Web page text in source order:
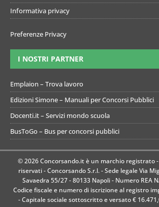
Informativa privacy
Preferenze Privacy
I NOSTRI PARTNER
Emplaion – Trova lavoro
Edizioni Simone – Manuali per Concorsi Pubblici
Docenti.it – Servizi mondo scuola
BusToGo – Bus per concorsi pubblici
© 2026 Concorsando.it è un marchio registrato
riservati - Concorsando S.r.l. - Sede legale Via
Savaedra 55/27 - 80133 Napoli - Numero REA
Codice fiscale e numero di iscrizione al registro
- Capitale sociale sottoscritto e versato €